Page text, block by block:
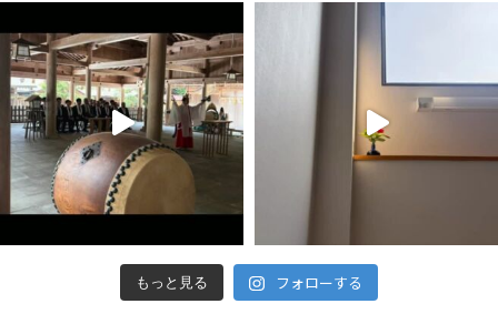
もっと見る フォローする